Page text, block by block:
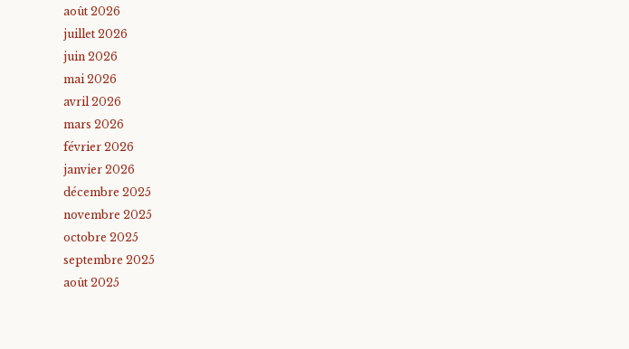
août 2026
juillet 2026
juin 2026
mai 2026
avril 2026
mars 2026
février 2026
janvier 2026
décembre 2025
novembre 2025
octobre 2025
septembre 2025
août 2025